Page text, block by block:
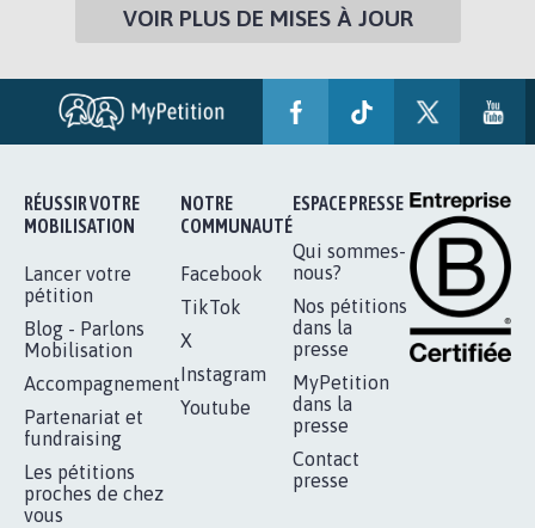
VOIR PLUS DE MISES À JOUR
RÉUSSIR VOTRE
MOBILISATION
Lancer votre
pétition
Blog - Parlons
Mobilisation
Accompagnement
Partenariat et
fundraising
Les pétitions
proches de chez
vous
NOTRE
COMMUNAUTÉ
Facebook
TikTok
X
Instagram
Youtube
ESPACE PRESSE
Qui sommes-
nous?
Nos pétitions
dans la
presse
MyPetition
dans la
presse
Contact
presse